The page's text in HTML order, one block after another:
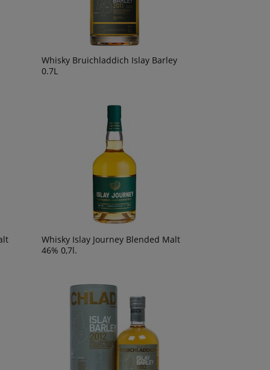
Whisky Bruichladdich Islay Barley
0.7L
Whisky Islay Journey Blended Malt
46% 0,7l.